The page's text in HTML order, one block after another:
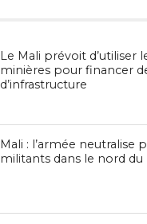
Le Mali prévoit d’utiliser
minières pour financer
d’infrastructure
Mali : l’armée neutralise
militants dans le nord du